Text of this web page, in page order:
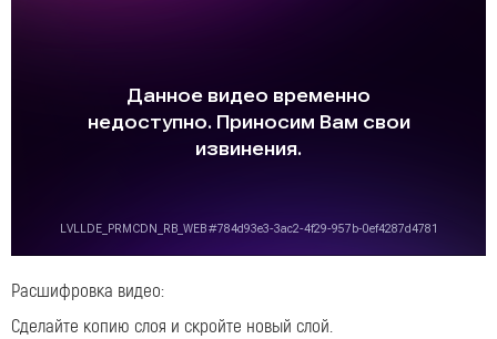
Расшифровка видео:
Сделайте копию слоя и скройте новый слой.